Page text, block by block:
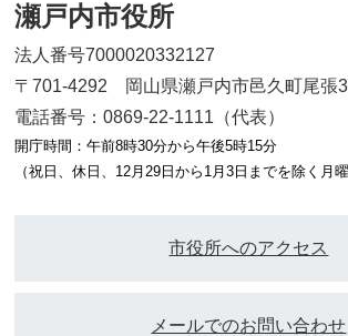
瀬戸内市役所
法人番号7000020332127
〒701-4292 岡山県瀬戸内市邑久町尾張
電話番号：0869-22-1111（代表）
開庁時間：午前8時30分から午後5時15分
（祝日、休日、12月29日から1月3日までを除く月
市役所へのアクセス
メールでのお問い合わせ